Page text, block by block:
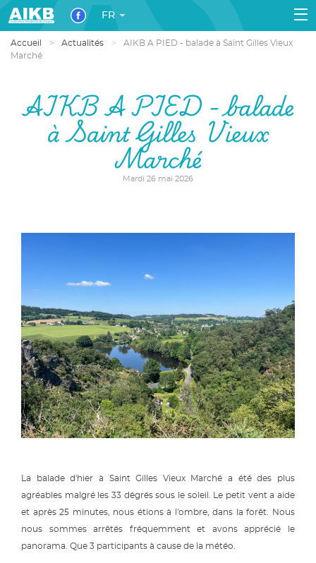
FR
Accueil Actualités
AIKB A PIED - balade à Saint Gilles Vieux
Marché
AIKB A PIED - balade
à Saint Gilles Vieux
Marché
Mardi 26 mai 2026
La balade d'hier à Saint Gilles Vieux Marché a été des plus
agréables malgré les 33 dégrés sous le soleil. Le petit vent a aide
et après 25 minutes, nous étions à l'ombre, dans la forêt. Nous
nous sommes arrêtés fréquemment et avons apprécié le
panorama. Que 3 participants à cause de la météo.